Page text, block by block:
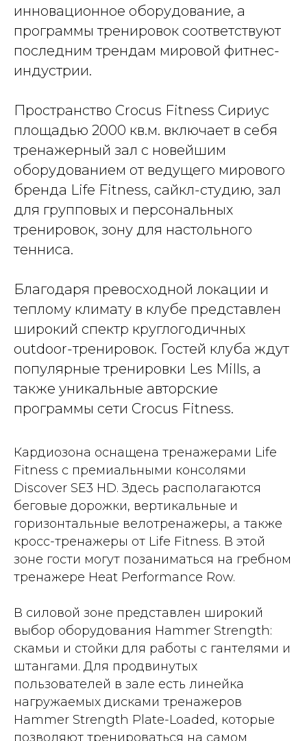
инновационное оборудование, а
программы тренировок соответствуют
последним трендам мировой фитнес-
индустрии.
Пространство Crocus Fitness Сириус
площадью 2000 кв.м. включает в себя
тренажерный зал с новейшим
оборудованием от ведущего мирового
бренда Life Fitness, сайкл-студию, зал
для групповых и персональных
тренировок, зону для настольного
тенниса.
Благодаря превосходной локации и
теплому климату в клубе представлен
широкий спектр круглогодичных
outdoor-тренировок. Гостей клуба ждут
популярные тренировки Les Mills, а
также уникальные авторские
программы сети Crocus Fitness.
Кардиозона оснащена тренажерами Life
Fitness с премиальными консолями
Discover SE3 HD. Здесь располагаются
беговые дорожки, вертикальные и
горизонтальные велотренажеры, а также
кросс-тренажеры от Life Fitness. В этой
зоне гости могут позаниматься на гребном
тренажере Heat Performance Row.
В силовой зоне представлен широкий
выбор оборудования Hammer Strength:
скамьи и стойки для работы с гантелями и
штангами. Для продвинутых
пользователей в зале есть линейка
нагружаемых дисками тренажеров
Hammer Strength Plate-Loaded, которые
позволяют тренироваться на самом